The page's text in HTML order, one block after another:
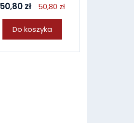
50,80 zł 50,80 zł
Do koszyka